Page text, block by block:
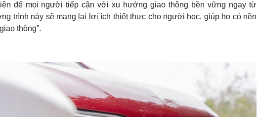
để mọi người tiếp cận với xu hướng giao thông bền vững ngay từ
trình này sẽ mang lại lợi ích thiết thực cho người học, giúp họ có nền
thông”.